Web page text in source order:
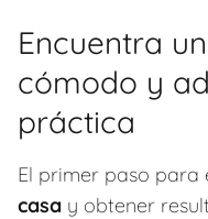
Encuentra
cómodo y
práctica
El primer paso para
casa y obtener